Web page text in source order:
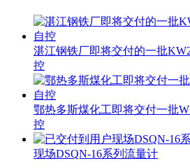
湛江钢铁厂即将交付的一批
控
鄂热多斯煤化工即将交付一批
控
现场DSQN-16系列流量计